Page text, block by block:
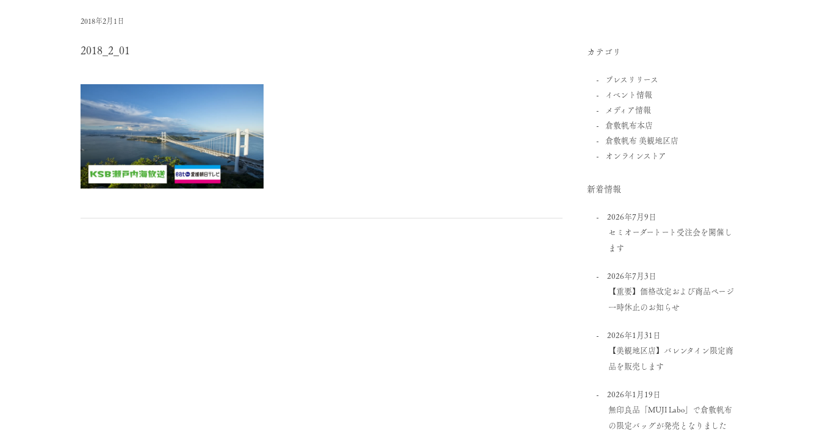
2018年2月1日
2018_2_01 カテゴリ
プレスリリース
イベント情報
メディア情報
倉敷帆布本店
倉敷帆布 美観地区店
オンラインストア
新着情報
2026年7月9日
セミオーダートート受注会を開催し
ます
2026年7月3日
【重要】価格改定および商品ページ
一時休止のお知らせ
2026年1月31日
【美観地区店】バレンタイン限定商
品を販売します
2026年1月19日
無印良品「MUJI Labo」で倉敷帆布
の限定バッグが発売となりました